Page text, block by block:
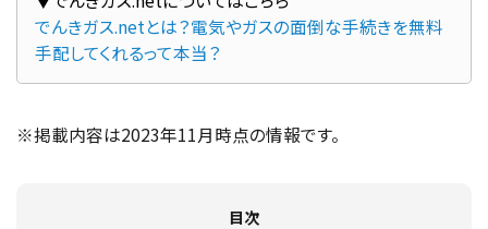
でんきガス.netとは？電気やガスの面倒な手続きを無料
手配してくれるって本当？
※掲載内容は2023年11月時点の情報です。
目次